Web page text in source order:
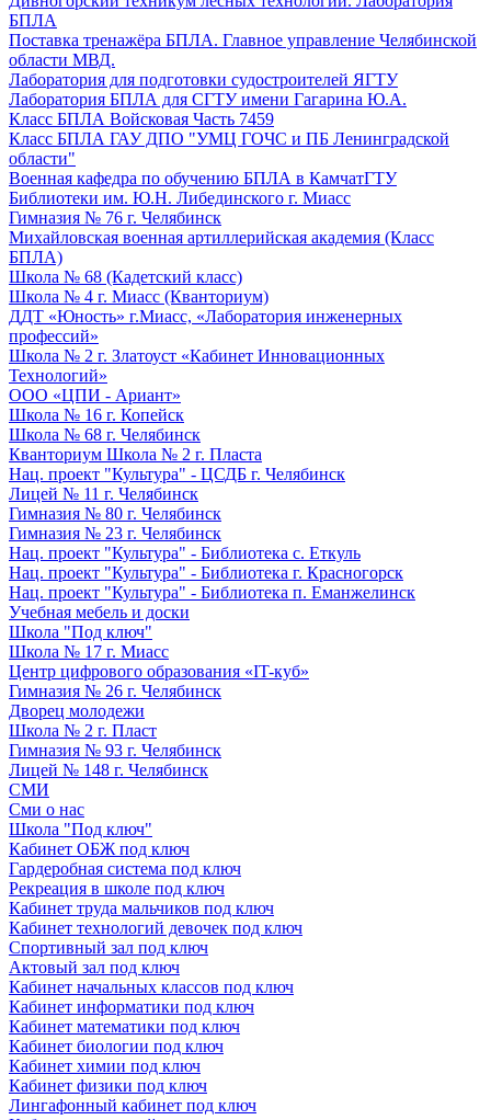
БПЛА
Поставка тренажёра БПЛА. Главное управление Челябинской
области МВД.
Лаборатория для подготовки судостроителей ЯГТУ
Лаборатория БПЛА для СГТУ имени Гагарина Ю.А.
Класс БПЛА Войсковая Часть 7459
Класс БПЛА ГАУ ДПО "УМЦ ГОЧС и ПБ Ленинградской
области"
Военная кафедра по обучению БПЛА в КамчатГТУ
Библиотеки им. Ю.Н. Либединского г. Миасс
Гимназия № 76 г. Челябинск
Михайловская военная артиллерийская академия (Класс
БПЛА)
Школа № 68 (Кадетский класс)
Школа № 4 г. Миасс (Кванториум)
ДДТ «Юность» г.Миасс, «Лаборатория инженерных
профессий»
Школа № 2 г. Златоуст «Кабинет Инновационных
Технологий»
ООО «ЦПИ - Ариант»
Школа № 16 г. Копейск
Школа № 68 г. Челябинск
Кванториум Школа № 2 г. Пласта
Нац. проект "Культура" - ЦСДБ г. Челябинск
Лицей № 11 г. Челябинск
Гимназия № 80 г. Челябинск
Гимназия № 23 г. Челябинск
Нац. проект "Культура" - Библиотека с. Еткуль
Нац. проект "Культура" - Библиотека г. Красногорск
Нац. проект "Культура" - Библиотека п. Еманжелинск
Учебная мебель и доски
Школа "Под ключ"
Школа № 17 г. Миасс
Центр цифрового образования «IT-куб»
Гимназия № 26 г. Челябинск
Дворец молодежи
Школа № 2 г. Пласт
Гимназия № 93 г. Челябинск
Лицей № 148 г. Челябинск
СМИ
Сми о нас
Школа "Под ключ"
Кабинет ОБЖ под ключ
Гардеробная система под ключ
Рекреация в школе под ключ
Кабинет труда мальчиков под ключ
Кабинет технологий девочек под ключ
Спортивный зал под ключ
Актовый зал под ключ
Кабинет начальных классов под ключ
Кабинет информатики под ключ
Кабинет математики под ключ
Кабинет биологии под ключ
Кабинет химии под ключ
Кабинет физики под ключ
Лингафонный кабинет под ключ